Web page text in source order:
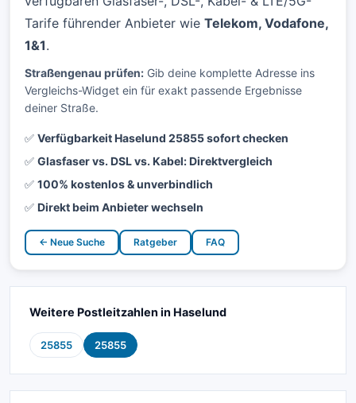
Tarife führender Anbieter wie Telekom, Vodafone,
1&1.
Straßengenau prüfen: Gib deine komplette Adresse ins
Vergleichs-Widget ein für exakt passende Ergebnisse
deiner Straße.
✅ Verfügbarkeit Haselund 25855 sofort checken
✅ Glasfaser vs. DSL vs. Kabel: Direktvergleich
✅ 100% kostenlos & unverbindlich
✅ Direkt beim Anbieter wechseln
← Neue Suche Ratgeber FAQ
Weitere Postleitzahlen in Haselund
25855 25855